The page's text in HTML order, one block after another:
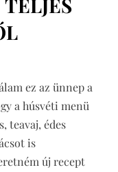
ez az ünnep a
a húsvéti menü
teavaj, édes
is
új recept